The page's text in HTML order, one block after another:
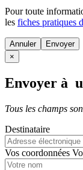
Pour toute
les fiches pratiques
Annuler
×
Envoyer à
Tous les champs
Destinataire
Vos coordonnées